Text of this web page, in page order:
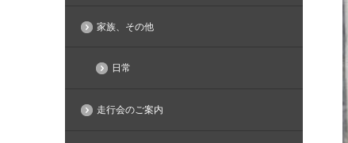
家族、その他
日常
走行会のご案内